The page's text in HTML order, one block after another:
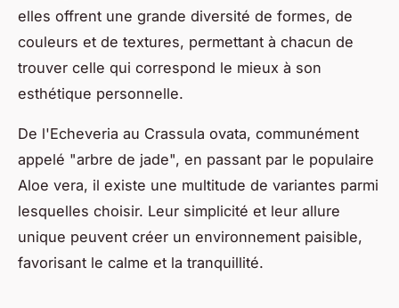
elles offrent une grande diversité de formes, de
couleurs et de textures, permettant à chacun de
trouver celle qui correspond le mieux à son
esthétique personnelle.
De l'Echeveria au Crassula ovata, communément
appelé "arbre de jade", en passant par le populaire
Aloe vera, il existe une multitude de variantes parmi
lesquelles choisir. Leur simplicité et leur allure
unique peuvent créer un environnement paisible,
favorisant le calme et la tranquillité.